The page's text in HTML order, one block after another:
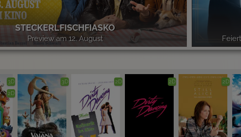
STECKERLFISCHFIASKO
Preview am 12. August
3D
2D
3D 2D 2D 2D